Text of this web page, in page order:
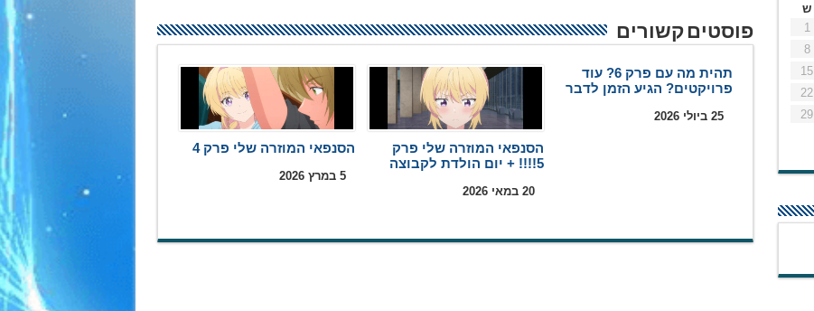
פוסטים קשורים
תהית מה עם פרק 6? עוד
פרויקטים? הגיע הזמן לדבר
25 ביולי 2026
הסנפאי המוזרה שלי פרק
5!!!! + יום הולדת לקבוצה
20 במאי 2026
הסנפאי המוזרה שלי פרק 4
5 במרץ 2026
ש
1
8
15
22
29